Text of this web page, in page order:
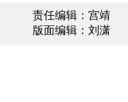
责任编辑：宫靖
版面编辑：刘潇